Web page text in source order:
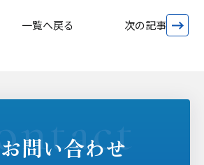
一覧へ戻る 次の記事
お問い合わせ